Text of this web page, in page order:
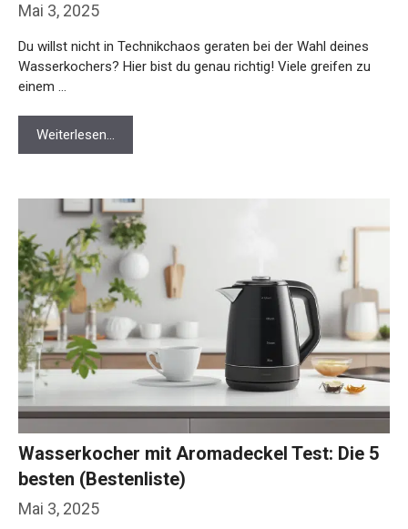
Mai 3, 2025
Du willst nicht in Technikchaos geraten bei der Wahl deines
Wasserkochers? Hier bist du genau richtig! Viele greifen zu
einem …
Weiterlesen…
Mai 3, 2025
Wasserkocher mit Aromadeckel Test: Die 5
besten (Bestenliste)